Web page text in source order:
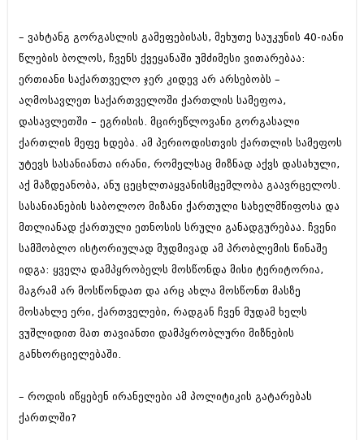
დაიჯესტი
ისტორია
სხვადასხვა
ანონსი
არქივი
აგვისტო 2018 (162)
ივლისი 2018 (223)
ივნისი 2018 (244)
აპრილი 2018 (194)
მარტი 2018 (256)
თებერვალი 2018 (208)
იანვარი 2018 (215)
დეკემბერი 2017 (243)
ოქტომბერი 2017 (231)
სექტემბერი 2017 (261)
სხვადასხვა
არქივი
ნოემბერი 2020 (103)
ოქტომბერი 2020 (209)
აგვისტო 2020 (249)
ივლისი 2020 (204)
ივნისი 2020 (249)
არქივის ზომის ნახვა
– ვახტანგ გორგასლის გამეფებისას, მეხუთე საუკუნის 40-იანი
წლების ბოლოს, ჩვენს ქვეყანაში უმძიმესი ვითარებაა:
ერთიანი საქართველო ჯერ კიდევ არ არსებობს –
აღმოსავლეთ საქართველოში ქართლის სამეფოა,
დასავლეთში – ეგრისის. მცირეწლოვანი გორგასალი
ქართლის მეფე ხდება. ამ პერიოდისთვის ქართლის სამეფოს
უტევს სასანიანთა ირანი, რომელსაც მიზნად აქვს დასახული,
აქ მაზდეანობა, ანუ ცეცხლთაყვანისმცემლობა გაავრცელოს.
სასანიანების საბოლოო მიზანი ქართული სახელმწიფოსა და
მთლიანად ქართული ეთნოსის სრული განადგურებაა. ჩვენი
სამშობლო ისტორიულად მუდმივად ამ პრობლემის წინაშე
იდგა: ყველა დამპყრობელს მოსწონდა მისი ტერიტორია,
მაგრამ არ მოსწონდათ და არც ახლა მოსწონთ მასზე
მოსახლე ერი, ქართველები, რადგან ჩვენ მუდამ ხელს
ვუშლიდით მათ თავიანთი დამპყრობლური მიზნების
განხორციელებაში.
– როდის იწყებენ ირანელები ამ პოლიტიკის გატარებას
ქართლში?